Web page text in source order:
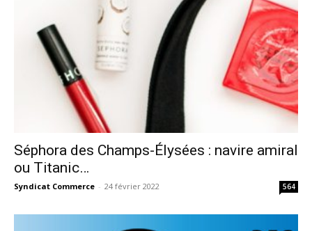
Séphora des Champs-Élysées : navire amiral
ou Titanic…
Syndicat Commerce - 24 février 2022 564